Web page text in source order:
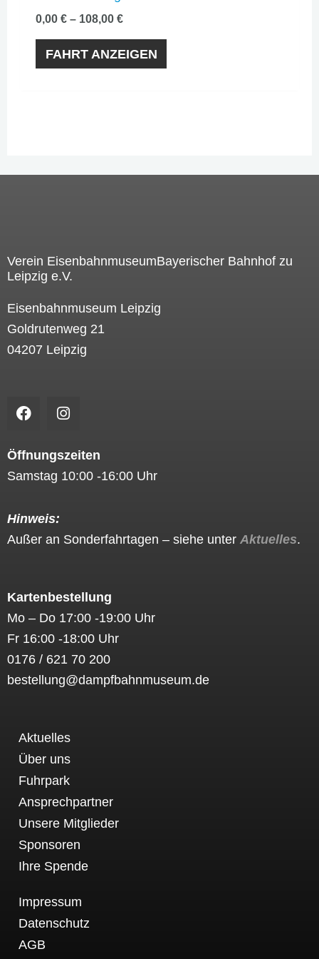
0,00 €– 108,00 €
FAHRT ANZEIGEN
Verein EisenbahnmuseumBayerischer Bahnhof zu
Leipzig e.V.
Eisenbahnmuseum Leipzig
Goldrutenweg 21
04207 Leipzig
F
a
e
b
o
I
n
t
a
g
Öffnungszeiten
Samstag 10:00 -16:00 Uhr
Hinweis:
Außer an Sonderfahrtagen – siehe unter Aktuelles.
Kartenbestellung
Mo – Do 17:00 -19:00 Uhr
Fr 16:00 -18:00 Uhr
0176 / 621 70 200
bestellung@dampfbahnmuseum.de
Aktuelles
Über uns
Fuhrpark
Ansprechpartner
Unsere Mitglieder
Sponsoren
Ihre Spende
Impressum
Datenschutz
AGB